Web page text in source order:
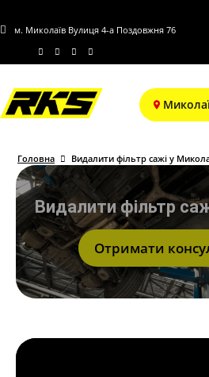
м. Миколаїв Вулиця 4-а Поздовжня 76
Головна Видалити фільтр сажі у
Видалити фільтр
Отримати